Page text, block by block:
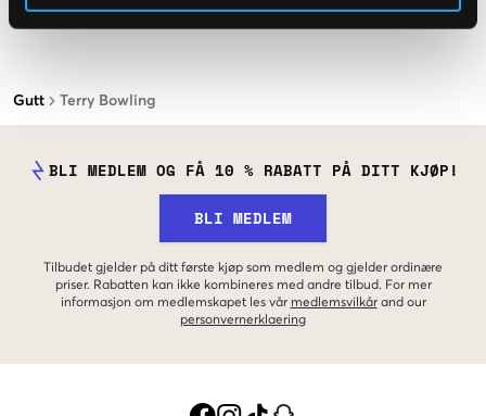
Gutt Terry Bowling
BLI MEDLEM OG FÅ 10 % RABATT PÅ DITT KJØP!
BLI MEDLEM
Tilbudet gjelder på ditt første kjøp som medlem og gjelder ordinære
priser. Rabatten kan ikke kombineres med andre tilbud. For mer
informasjon om medlemskapet les vår medlemsvilkår and our
personvernerklaering